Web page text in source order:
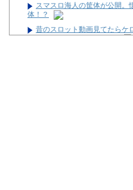
スマスロ海人の筐体が公開
体！？
昔のスロット動画見てたらケ
た…流石にヤバすぎじゃね？